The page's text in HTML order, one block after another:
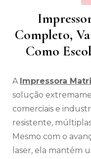
Completo,
Como
A Impressora
solução
comerciais e
resistente,
Mesmo com o
laser, ela mantém